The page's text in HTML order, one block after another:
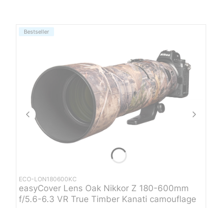
Bestseller
ECO-LON180600KC
easyCover Lens Oak Nikkor Z 180-600mm
f/5.6-6.3 VR True Timber Kanati camouflage